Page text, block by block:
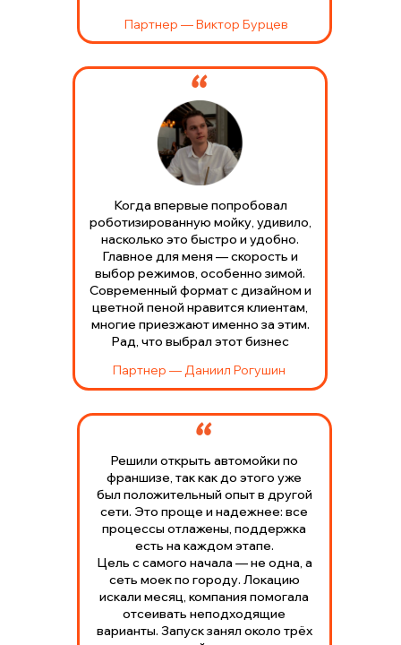
Партнер — Виктор Бурцев
Решили открыть автомойки по
франшизе, так как до этого уже
был положительный опыт в другой
сети. Это проще и надежнее: все
процессы отлажены, поддержка
есть на каждом этапе.
Цель с самого начала — не одна, а
сеть моек по городу. Локацию
искали месяц, компания помогала
отсеивать неподходящие
варианты. Запуск занял около трёх
Когда впервые попробовал
роботизированную мойку, удивило,
насколько это быстро и удобно.
Главное для меня — скорость и
выбор режимов, особенно зимой.
Современный формат с дизайном и
цветной пеной нравится клиентам,
многие приезжают именно за этим.
Рад, что выбрал этот бизнес
Партнер — Даниил Рогушин